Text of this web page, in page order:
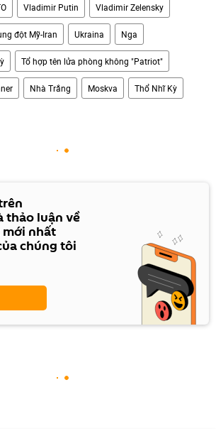
Vladimir Putin Vladimir Zelensky
đột Mỹ-Iran Ukraina Nga
Tổ hợp tên lửa phòng không "Patriot"
Nhà Trắng Moskva Thổ Nhĩ Kỳ
thảo luận về
nhất
chúng tôi